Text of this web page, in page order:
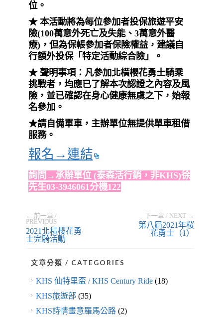
位。
★ 本活動將為每位參加者投保旅遊平安
險(100萬意外死亡及失能、3萬意外醫
療)，但為保帳參加者保險權益，建議自
行額外投保「特定活動綜合險」。
★ 聲明事項：凡參加北橫櫻花勇士騎乘
挑戰者，均應已了解本次認證之內容及風
險，並已確認在身心健康無虞之下，始報
名參加。
★請自備單車，主辦單位無提供單車租借
服務。
報名→連結
詢問→承辦單位 (泰森活行銷，非KHS)徐
先生03-3946061分機122
← 前一章 /
PREVIOUS
2021北橫櫻花勇
士完騎活動
下一章 / NEXT →
第八屆2021年桜
花勇士（1）
文章分類 / CATEGORIES
KHS 仙特里盃 / KHS Century Ride(18)
KHS旅遊部 (35)
KHS詩情畫意羅馬公路(2)